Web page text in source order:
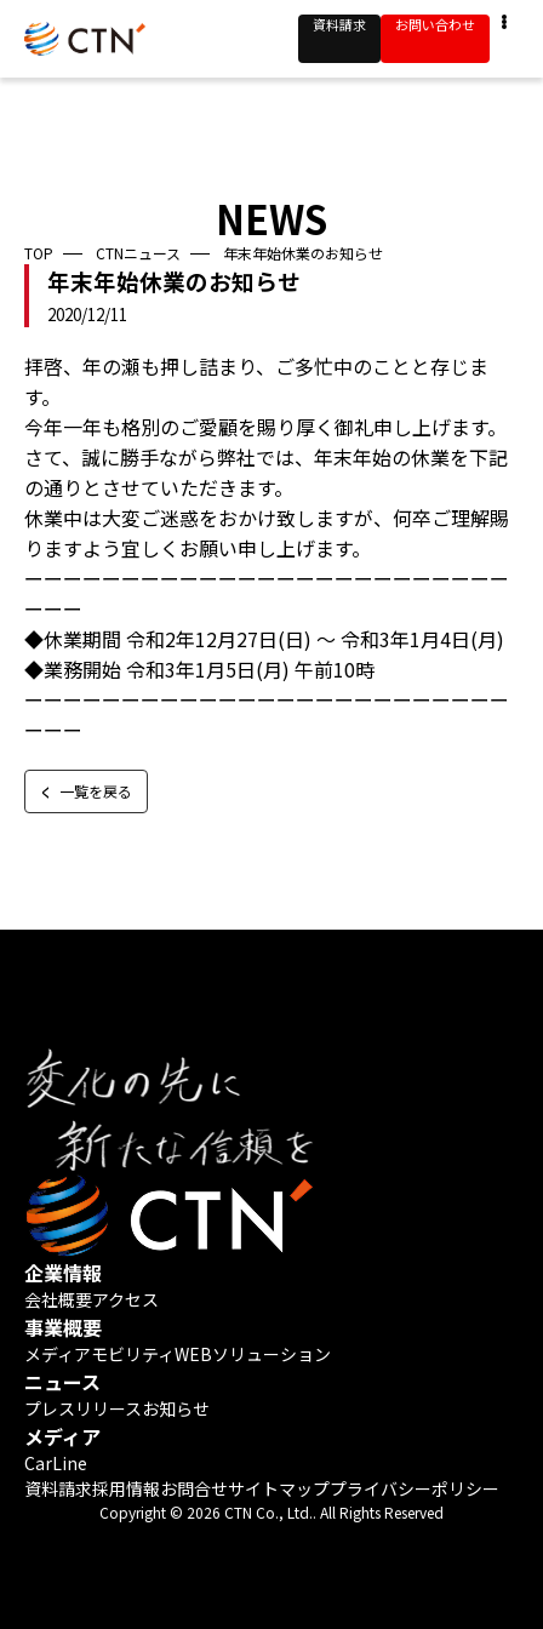
資料請求 お問い合わせ
NEWS
TOP CTNニュース 年末年始休業のお知らせ
年末年始休業のお知らせ
2020/12/11
拝啓、年の瀬も押し詰まり、ご多忙中のことと存じま
す。
今年一年も格別のご愛顧を賜り厚く御礼申し上げます。
さて、誠に勝手ながら弊社では、年末年始の休業を下記
の通りとさせていただきます。
休業中は大変ご迷惑をおかけ致しますが、何卒ご理解賜
りますよう宜しくお願い申し上げます。
ーーーーーーーーーーーーーーーーーーーーーーーーー
ーーー
◆休業期間 令和2年12月27日(日) ～ 令和3年1月4日(月)
◆業務開始 令和3年1月5日(月) 午前10時
ーーーーーーーーーーーーーーーーーーーーーーーーー
ーーー
一覧を戻る
企業情報
会社概要アクセス
事業概要
メディアモビリティWEBソリューション
ニュース
プレスリリース お知らせ
メディア
CarLine
資料請求採用情報お問合せサイトマッププライバシーポリシー
Copyright © 2026 CTN Co., Ltd.. All Rights Reserved